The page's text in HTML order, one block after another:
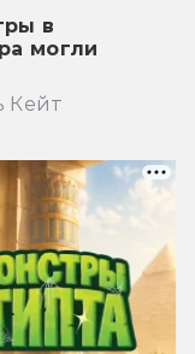
в
могли
Кейт